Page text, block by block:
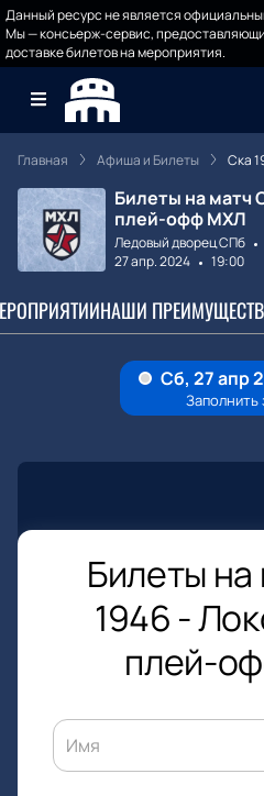
Данный ресурс не является
Мы — консьерж-сервис,
доставке билетов на мероприятия.
Главная Афиша и Билеты Ска
Билеты на матч
плей-офф МХЛ
Ледовый дворец СПб
27 апр. 2024
19:00
НАШИ
Билеты на
1946 -
плей-
Имя